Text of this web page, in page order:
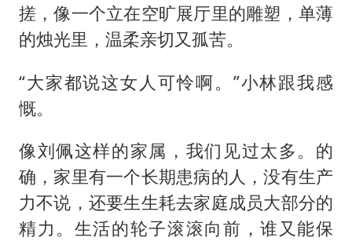
搓，像一个立在空旷展厅里的雕塑，单薄
的烛光里，温柔亲切又孤苦。
“大家都说这女人可怜啊。”小林跟我感
慨。
像刘佩这样的家属，我们见过太多。的
确，家里有一个长期患病的人，没有生产
力不说，还要生生耗去家庭成员大部分的
精力。生活的轮子滚滚向前，谁又能保